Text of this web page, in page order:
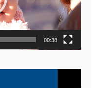
00:38